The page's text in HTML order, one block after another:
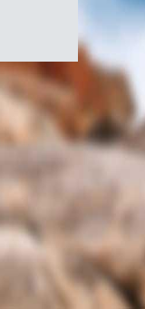
du
Canada